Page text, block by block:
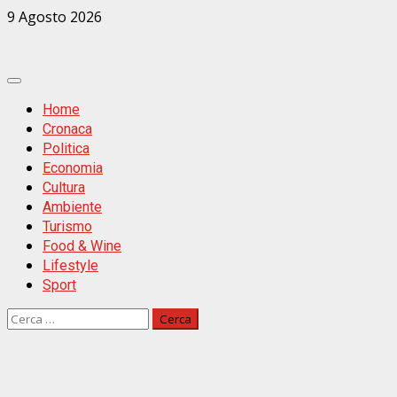
Zum
9 Agosto 2026
Primäres
MenüHome
Cronaca
Politica
Economia
Cultura
Ambiente
Turismo
Food & Wine
Lifestyle
Sport
Ricerca